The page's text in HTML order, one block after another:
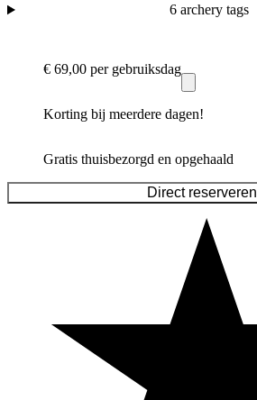
6 archery tags
€ 69,00 per gebruiksdag
Korting bij meerdere dagen!
Gratis thuisbezorgd en opgehaald
Direct reserveren